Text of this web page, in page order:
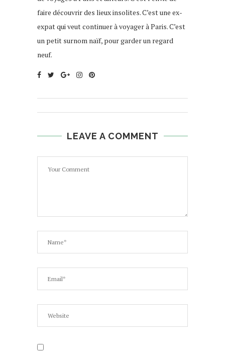
faire découvrir des lieux insolites. C’est une ex-
expat qui veut continuer à voyager à Paris. C’est
un petit surnom naïf, pour garder un regard
neuf.
LEAVE A COMMENT